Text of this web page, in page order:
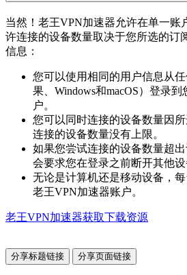
当然！老王VPN加速器允许在单一账
许连接的设备数量取决于您所选的订
信息：
您可以使用相同的用户信息从
果、Windows和macOS）登录
户。
您可以同时连接的设备数量因
连接的设备数量没有上限。
如果您尝试连接的设备数量超
会要求您在登录之前断开其他设
无论是计算机还是移动设备，
老王VPN加速器账户。
老王VPN加速器获取下载资源
分享标题链接 分享页面链接